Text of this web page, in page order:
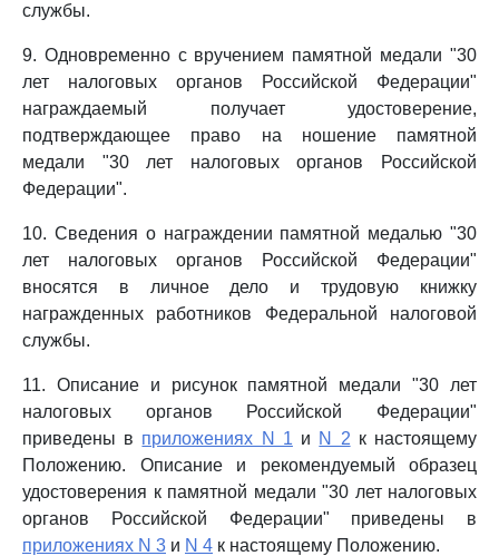
службы.
9. Одновременно с вручением памятной медали "30
лет налоговых органов Российской Федерации"
награждаемый получает удостоверение,
подтверждающее право на ношение памятной
медали "30 лет налоговых органов Российской
Федерации".
10. Сведения о награждении памятной медалью "30
лет налоговых органов Российской Федерации"
вносятся в личное дело и трудовую книжку
награжденных работников Федеральной налоговой
службы.
11. Описание и рисунок памятной медали "30 лет
налоговых органов Российской Федерации"
приведены в приложениях N 1 и N 2 к настоящему
Положению. Описание и рекомендуемый образец
удостоверения к памятной медали "30 лет налоговых
органов Российской Федерации" приведены в
приложениях N 3 и N 4 к настоящему Положению.